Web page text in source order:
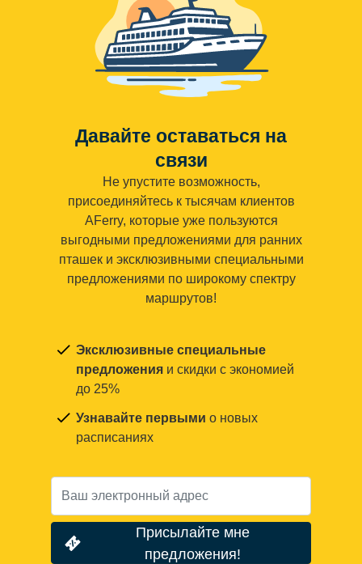
Давайте оставаться на
связи
Не упустите возможность,
присоединяйтесь к тысячам клиентов
AFerry, которые уже пользуются
выгодными предложениями для ранних
пташек и эксклюзивными специальными
предложениями по широкому спектру
маршрутов!
Эксклюзивные специальные
предложения и скидки с экономией
до 25%
Узнавайте первыми о новых
расписаниях
Присылайте мне
предложения!